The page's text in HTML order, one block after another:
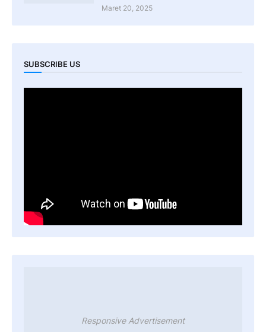
Maret 20, 2025
SUBSCRIBE US
Responsive Advertisement